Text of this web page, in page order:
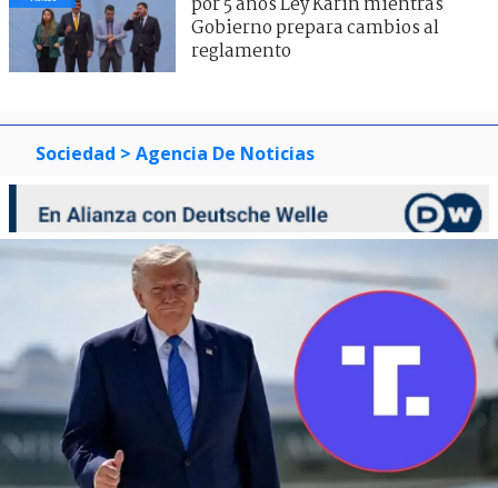
Gobierno prepara cambios al
reglamento
Sociedad > Agencia De Noticias